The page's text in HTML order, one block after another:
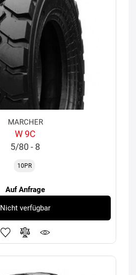
MARCHER
W 9C
5/80 - 8
10PR
Auf Anfrage
Nicht verfügbar